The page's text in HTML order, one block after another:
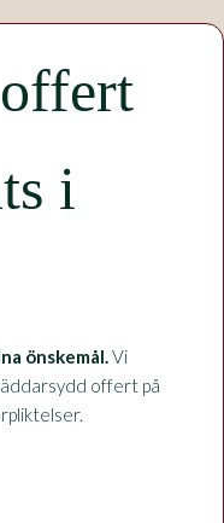
i
önskemål.Vi
offert på